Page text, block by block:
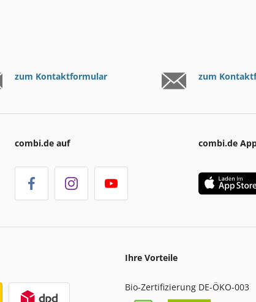
zum Kontaktformular zum
combi.de auf combi.de
Ihre Vorteile
Bio-Zertifizierung DE-ÖKO-003